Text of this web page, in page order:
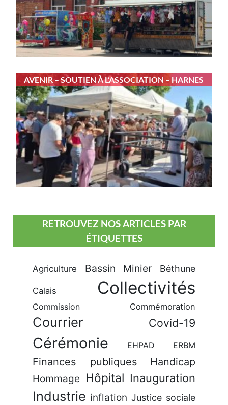
AVENIR – SOUTIEN À L’ASSOCIATION – HARNES
RETROUVEZ NOS ARTICLES PAR
ÉTIQUETTES
Agriculture Bassin Minier Béthune
Calais Collectivités
Commission Commémoration
Courrier Covid-19
Cérémonie EHPAD ERBM
Finances publiques Handicap
Hommage Hôpital Inauguration
Industrie inflation Justice sociale